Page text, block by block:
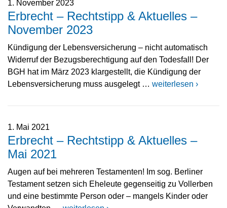
1. November 2023
Erbrecht – Rechtstipp & Aktuelles –
November 2023
Kündigung der Lebensversicherung – nicht automatisch
Widerruf der Bezugsberechtigung auf den Todesfall! Der
BGH hat im März 2023 klargestellt, die Kündigung der
Lebensversicherung muss ausgelegt … weiterlesen ›
1. Mai 2021
Erbrecht – Rechtstipp & Aktuelles –
Mai 2021
Augen auf bei mehreren Testamenten! Im sog. Berliner
Testament setzen sich Eheleute gegenseitig zu Vollerben
und eine bestimmte Person oder – mangels Kinder oder